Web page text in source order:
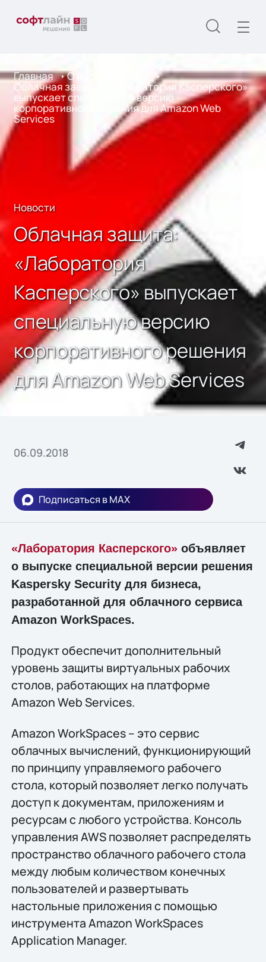
Главная О нас
Облачная защита: «Лаборатория Касперского»
выпускает специальную версию
корпоративного решения для Amazon Web
Services
Новости
Облачная защита:
«Лаборатория
Касперского» выпускает
специальную версию
корпоративного решения
для Amazon Web Services
06.09.2018
Подписаться в MAX
«Лаборатория Касперского»объявляет
о выпуске специальной версии решения
Kaspersky Security для бизнеса,
разработанной для облачного сервиса
Amazon WorkSpaces.
Продукт обеспечит дополнительный
уровень защиты виртуальных рабочих
столов, работающих на платформе
Amazon Web Services.
Amazon WorkSpaces – это сервис
облачных вычислений, функционирующий
по принципу управляемого рабочего
стола, который позволяет легко получать
доступ к документам, приложениям и
ресурсам с любого устройства. Консоль
управления AWS позволяет распределять
пространство облачного рабочего стола
между любым количеством конечных
пользователей и развертывать
настольные приложения с помощью
инструмента Amazon WorkSpaces
Application Manager.